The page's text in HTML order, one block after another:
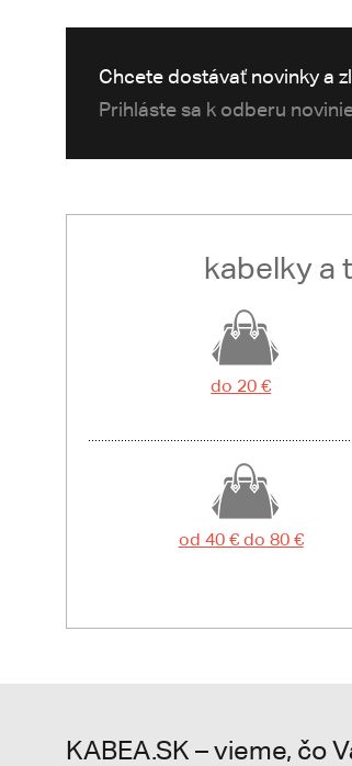
Chcete dostávať novinky a
Prihláste sa k odberu
kabelky a
do 20 €
od 40 € do 80 €
KABEA.SK – vieme, čo